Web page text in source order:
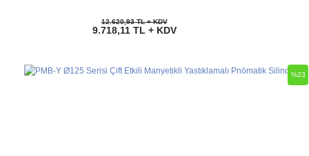
12.620,93 TL + KDV
9.718,11 TL + KDV
%23